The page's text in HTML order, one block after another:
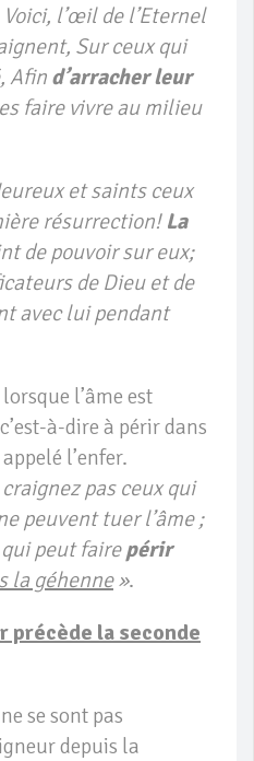
Voici, l’œil de l’Eternel
Sur ceux qui
Afin d’arracher leur
faire vivre au milieu
et saints ceux
résurrection!La
de pouvoir sur eux;
de Dieu et de
avec lui pendant
l’âme est
à-dire à périr dans
l’enfer.
craignez pas ceux qui
peuvent tuer l’âme ;
peut fairepérir
la géhenne».
précède la seconde
se sont pas
depuis la